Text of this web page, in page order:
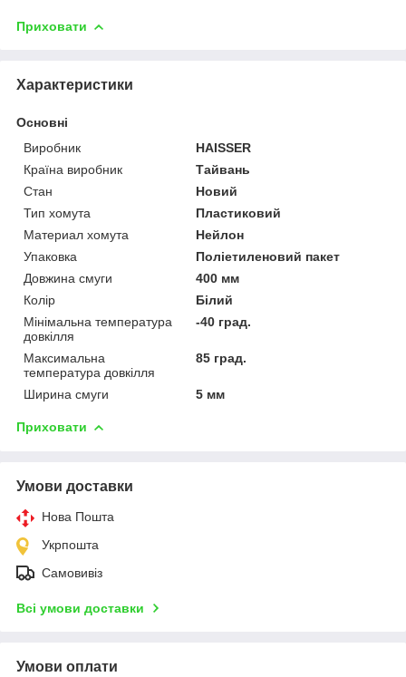
Приховати
Характеристики
Основні
Виробник
HAISSER
Країна виробник
Тайвань
Стан
Новий
Тип хомута
Пластиковий
Материал хомута
Нейлон
Упаковка
Поліетиленовий пакет
Довжина смуги
400 мм
Колір
Білий
Мінімальна температура
довкілля
-40 град.
Максимальна
температура довкілля
85 град.
Ширина смуги 5 мм
Приховати
Умови доставки
Нова Пошта
Укрпошта
Самовивіз
Всі умови доставки
Умови оплати